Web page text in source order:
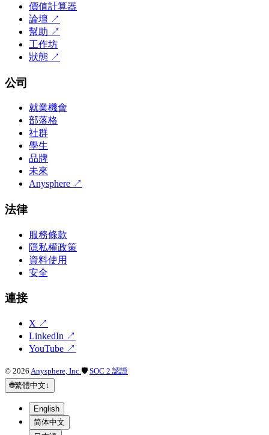
價值計算器
論壇 ↗
幫助 ↗
工作坊
狀態 ↗
公司
就業機會
部落格
社群
學生
品牌
未來
Anysphere ↗
法律
服務條款
隱私權政策
資料使用
安全
連接
X ↗
LinkedIn ↗
YouTube ↗
© 2026 Anysphere, Inc.🛡 SOC 2 認證
🌐繁體中文↓
English
简体中文